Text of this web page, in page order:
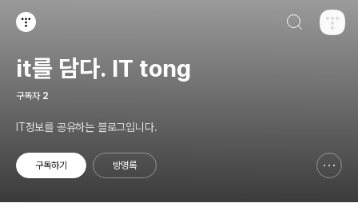
it를 담다. IT tong
구독자 2
IT정보를 공유하는 블로그입니다.
구독하기 방명록